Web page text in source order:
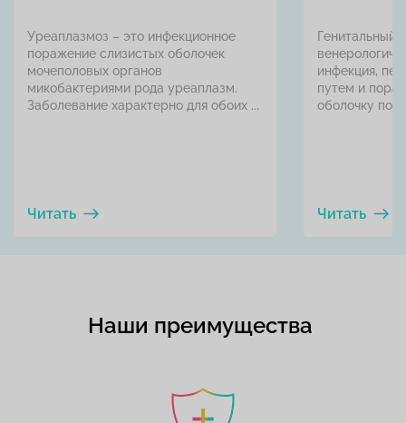
Уреаплазмоз – это инфекционное
поражение слизистых оболочек
мочеполовых органов
микобактериями рода уреаплазм.
Заболевание характерно для обоих ...
Читать
Генитальный
инфекция,
путем и
оболочку
Читать
Наши преимущества